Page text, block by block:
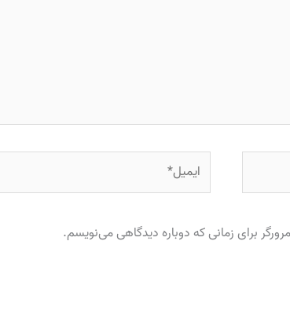
برای زمانی که دوباره دیدگاهی می‌نویسم.